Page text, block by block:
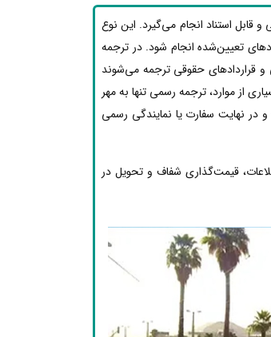
استناد انجام می‌گیرد. این نوع
تعیین‌شده انجام شود. در ترجمه
و قراردادهای حقوقی ترجمه می‌شوند
از موارد، ترجمه رسمی تنها به مهر
در نهایت سفارت یا نمایندگی رسمی
قیمت‌گذاری شفاف و تحویل در